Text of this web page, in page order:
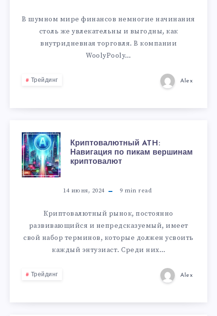
В шумном мире финансов немногие начинания
столь же увлекательны и выгодны, как
внутридневная торговля. В компании
WoolyPooly…
Трейдинг Alex
Криптовалютный ATH:
Навигация по пикам вершинам
криптовалют
14 июня, 2024 9 min read
Криптовалютный рынок, постоянно
развивающийся и непредсказуемый, имеет
свой набор терминов, которые должен усвоить
каждый энтузиаст. Среди них…
Трейдинг Alex